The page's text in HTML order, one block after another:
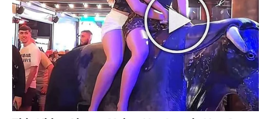
mogli promijeniti svoju sudbinu
Najvažnije od svega jeste to što vam ovaj vikend donosi
priliku da konačno krenete putem koji će vas učiniti
srećnijima.
Zvijezde vam poručuju da ne čekate više pravi trenutak